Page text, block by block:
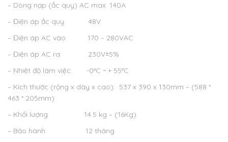
– Dòng nạp (ắc quy) AC max: 140A
– Điện áp ắc quy: 48V
– Điện áp AC vào: 170 – 280VAC
– Điện áp AC ra: 230V±5%
– Nhiệt độ làm việc: -0°C ~ + 55°C
– Kích thước (rộng x dày x cao): 537 x 390 x 130mm – (588 *
463 * 205mm)
– Khối lượng: 14.5 kg – (16Kg)
– Bảo hành: 12 tháng